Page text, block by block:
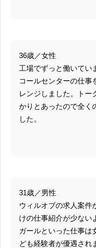
36歳／女性
工場でずっと働いてい
コールセンターの仕事
レンジしました。トー
かりとあったので全く
した。
31歳／男性
ウィルオブの求人案件
けの仕事紹介が少ない
ガールといった仕事は
ども経験者が優遇され